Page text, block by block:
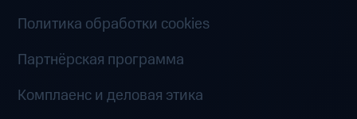
Политика обработки cookies
Партнёрская программа
Комплаенс и деловая этика